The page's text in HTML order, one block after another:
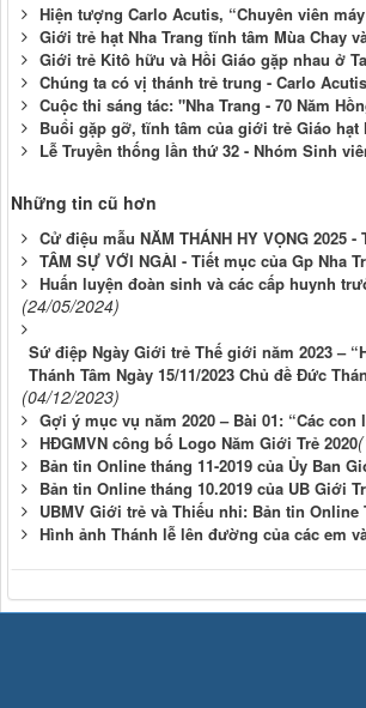
Hiện tượng Carlo Acutis, “Chuyên viên
Giới trẻ hạt Nha Trang tĩnh tâm Mùa Chay
Giới trẻ Kitô hữu và Hồi Giáo gặp nhau ở
Chúng ta có vị thánh trẻ trung - Carlo Acutis
Cuộc thi sáng tác: "Nha Trang - 70 Năm
Buổi gặp gỡ, tĩnh tâm của giới trẻ Giáo hạt
Lễ Truyền thống lần thứ 32 - Nhóm Sinh
Những tin cũ hơn
Cử điệu mẫu NĂM THÁNH HY VỌNG 2025
TÂM SỰ VỚI NGÀI - Tiết mục của Gp Nha
Huấn luyện đoàn sinh và các cấp huynh
(24/05/2024)
Sứ điệp Ngày Giới trẻ Thế giới năm 2023 –
Thánh Tâm Ngày 15/11/2023 Chủ đề Đức
(04/12/2023)
Gợi ý mục vụ năm 2020 – Bài 01: “Các
HĐGMVN công bố Logo Năm Giới Trẻ 2020
Bản tin Online tháng 11-2019 của Ủy Ban
Bản tin Online tháng 10.2019 của UB Giới
UBMV Giới trẻ và Thiếu nhi: Bản tin
Hình ảnh Thánh lễ lên đường của các em